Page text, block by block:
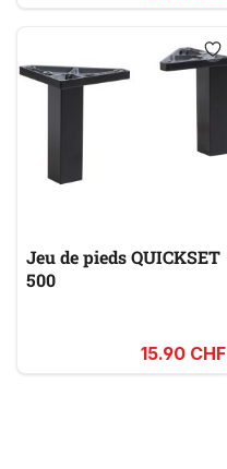
Jeu de pieds QUICKSET
500
15.90 CHF